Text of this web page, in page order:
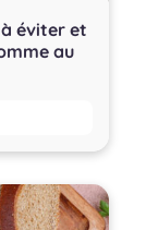
à éviter et
au